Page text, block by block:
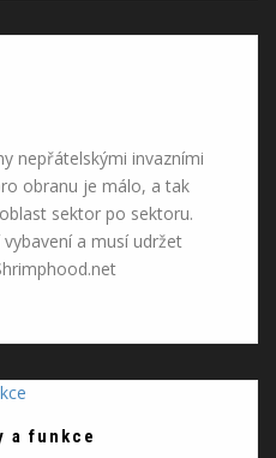
nepřátelskými invazními
obranu je málo, a tak
sektor po sektoru.
a musí udržet
a funkce